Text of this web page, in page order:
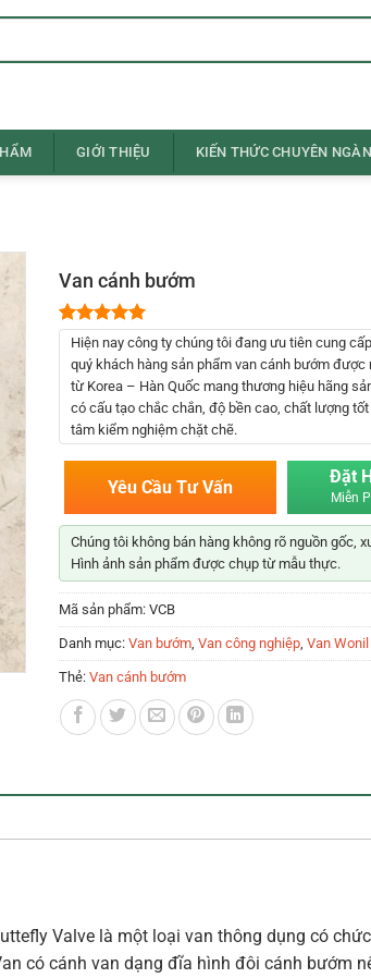
GIỚI THIỆU KIẾN THỨC CHUYÊN
Van cánh bướm
5.00trên 5
dựa trên
đánh giá
Hiện nay công ty chúng tôi đang ưu tiên cung
quý khách hàng sản phẩm van cánh bướm được
từ Korea – Hàn Quốc mang thương hiệu hãng
có cấu tạo chắc chắn, độ bền cao, chất lượng
tâm kiểm nghiệm chặt chẽ.
Yêu Cầu Tư Vấn
Đặt
Miễn
Chúng tôi không bán hàng không rõ nguồn gốc,
Hình ảnh sản phẩm được chụp từ mẫu thực.
Mã sản phẩm: VCB
Danh mục: Van bướm, Van công nghiệp, Van Wonil
Thẻ: Van cánh bướm
Valve là một loại van thông dụng có
có cánh van dạng đĩa hình đôi cánh bướm